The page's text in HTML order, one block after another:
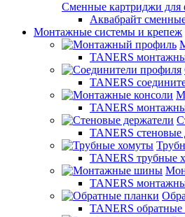
Сменные картриджи для
Аквабрайт
Монтажные системы и крепеж
TANERS
TANERS
TANERS
TANERS стеновые
TANERS трубные
TANERS
TANERS обратные